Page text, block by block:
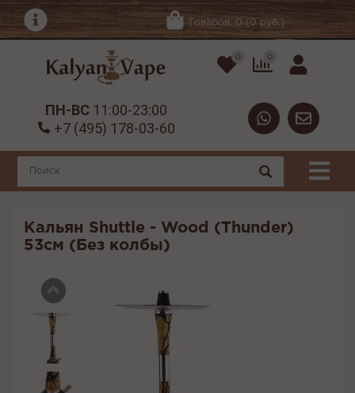
Товаров: 0 (0 руб.)
0 0
ПН-ВС 11:00-23:00
+7 (495) 178-03-60
Кальян Shuttle - Wood (Thunder)
53см (Без колбы)